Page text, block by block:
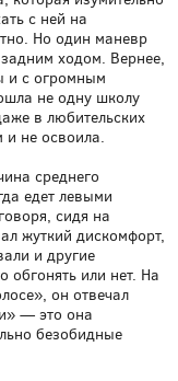
с ней на
Но один маневр
ходом. Вернее,
и с огромным
не одну школу
в любительских
и не освоила.
среднего
едет левыми
сидя на
жуткий дискомфорт,
и другие
обгонять или нет. На
он отвечал
— это она
безобидные